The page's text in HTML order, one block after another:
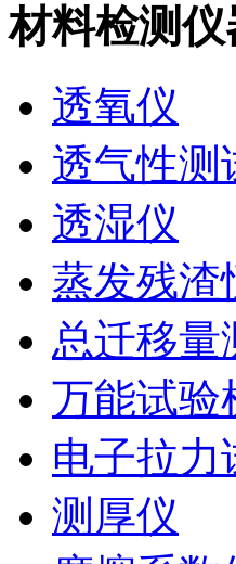
材料检测
透氧仪
透气性测
透湿仪
蒸发残渣
总迁移量
万能试验
电子拉力
测厚仪